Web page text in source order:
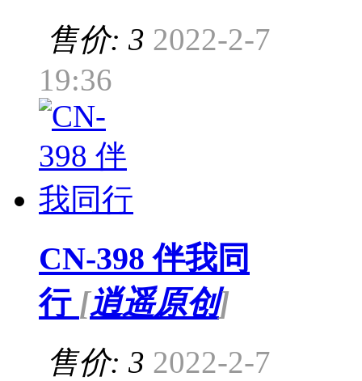
售价: 3 2022-2-7
19:36
CN-398 伴我同
行 [逍遥原创]
售价: 3 2022-2-7